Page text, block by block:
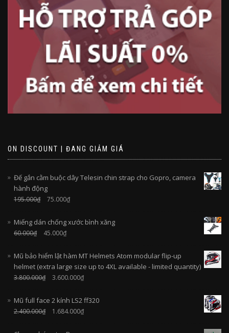
ON DISCOUNT | ĐANG GIẢM GIÁ
Đế gắn cằm buộc dây Telesin chin strap cho Gopro, camera
hành động
195.000₫ 75.000₫
Miếng dán chống xước bình xăng
60.000₫ 45.000₫
Mũ bảo hiểm lật hàm MT Helmets Atom modular flip-up
helmet (extra large size up to 4XL available - limited quantity)
3.800.000₫ 3.600.000₫
Mũ full face 2 kính LS2 ff320
2.400.000₫ 1.684.000₫